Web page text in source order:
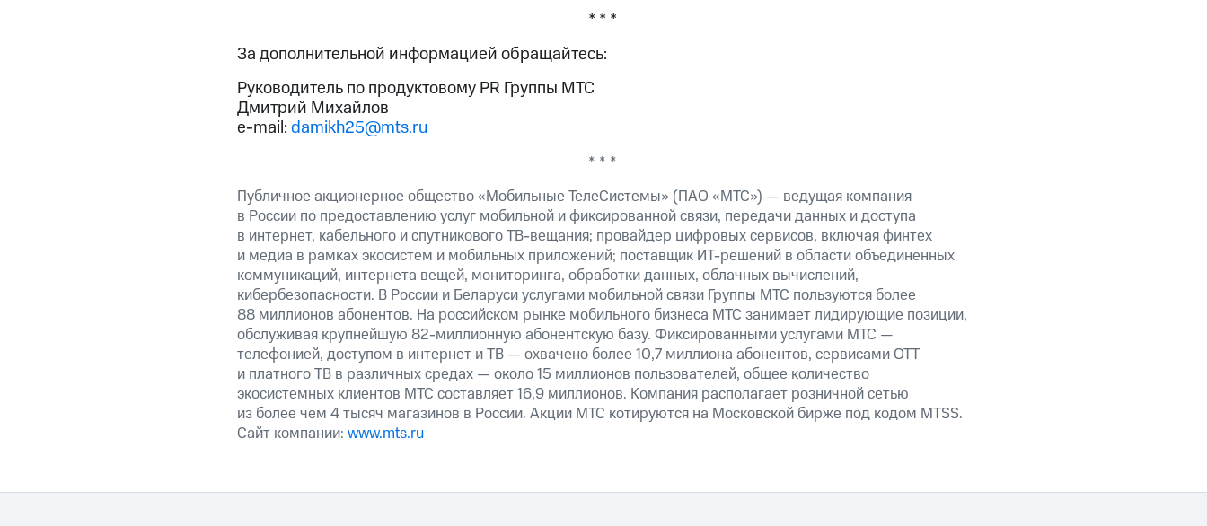
* * *
За дополнительной информацией обращайтесь:
Руководитель по продуктовому PR Группы МТС
Дмитрий Михайлов
e-mail:damikh25@mts.ru
* * *
Публичное акционерное общество «Мобильные ТелеСистемы» (ПАО «МТС») — ведущая компания
в России по предоставлению услуг мобильной и фиксированной связи, передачи данных и доступа
в интернет, кабельного и спутникового ТВ-вещания; провайдер цифровых сервисов, включая финтех
и медиа в рамках экосистем и мобильных приложений; поставщик ИТ-решений в области объединенных
коммуникаций, интернета вещей, мониторинга, обработки данных, облачных вычислений,
кибербезопасности. В России и Беларуси услугами мобильной связи Группы МТС пользуются более
88 миллионов абонентов. На российском рынке мобильного бизнеса МТС занимает лидирующие позиции,
обслуживая крупнейшую 82-миллионную абонентскую базу. Фиксированными услугами МТС —
телефонией, доступом в интернет и ТВ — охвачено более 10,7 миллиона абонентов, сервисами OTT
и платного ТВ в различных средах — около 15 миллионов пользователей, общее количество
экосистемных клиентов МТС составляет 16,9 миллионов. Компания располагает розничной сетью
из более чем 4 тысяч магазинов в России. Акции МТС котируются на Московской бирже под кодом MTSS.
Сайт компании: www.mts.ru